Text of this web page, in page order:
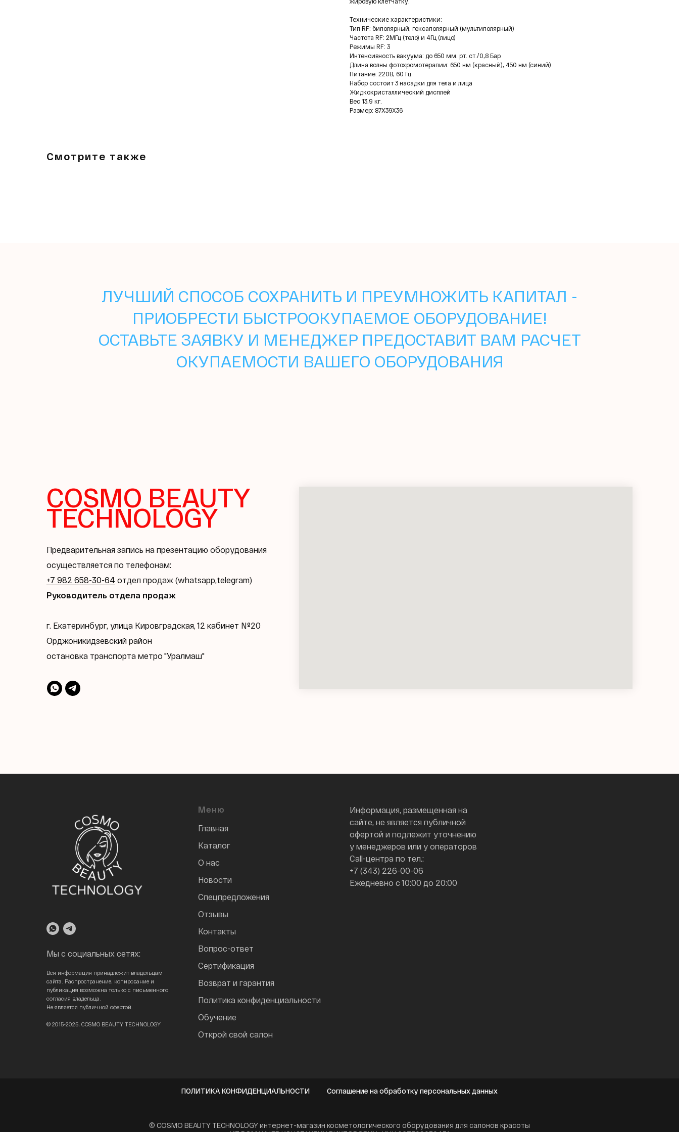
Технические характеристики:
Тип RF: биполярный, гексаполярный (мультиполярный)
Частота RF: 2МГц (тело) и 4Гц (лицо)
Режимы RF: 3
Интенсивность вакуума: до 650 мм. рт. ст./0,8 Бар
Длина волны фотохромотерапии: 650 нм (красный), 450 нм (синий)
Питание: 220В, 60 Гц
Набор состоит 3 насадки для тела и лица
Жидкокристаллический дисплей
Вес 13,9 кг.
Размер: 87X39X36
Смотрите также
ЛУЧШИЙ СПОСОБ СОХРАНИТЬ И ПРЕУМНОЖИТЬ КАПИТАЛ -
ПРИОБРЕСТИ БЫСТРООКУПАЕМОЕ ОБОРУДОВАНИЕ!
ОСТАВЬТЕ ЗАЯВКУ И МЕНЕДЖЕР ПРЕДОСТАВИТ ВАМ РАСЧЕТ
ОКУПАЕМОСТИ ВАШЕГО ОБОРУДОВАНИЯ
COSMO BEAUTY
TECHNOLOGY
Предварительная запись на презентацию оборудования
осуществляется по телефонам:
+7 982 658-30-64 отдел продаж (whatsapp,telegram)
Руководитель отдела продаж
г. Екатеринбург, улица Кировградская, 12 кабинет №20
Орджоникидзевский район
остановка транспорта метро "Уралмаш"
Мы с социальных сетях:
Вся информация принадлежит владельцам
сайта. Распространение, копирование и
публикация возможна только с письменного
согласия владельца.
Не является публичной офертой.
© 2015-2025, COSMO BEAUTY TECHNOLOGY
Меню
Главная
Каталог
О нас
Новости
Спецпредложения
Отзывы
Контакты
Вопрос-ответ
Сертификация
Возврат и гарантия
Политика конфиденциальности
Обучение
Открой свой салон
Информация, размещенная на
сайте, не является публичной
офертой и подлежит уточнению
у менеджеров или у операторов
Call-центра по тел.:
+7 (343) 226-00-06
Ежедневно с 10:00 до 20:00
ПОЛИТИКА КОНФИДЕНЦИАЛЬНОСТИ Соглашение на обработку персональных данных
© COSMO BEAUTY TECHNOLOGY интернет-магазин косметологического оборудования для салонов красоты